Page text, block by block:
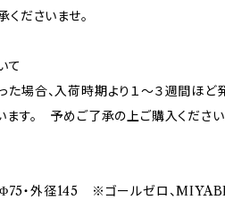
くださいませ。
て
場合、入荷時期より１～３週間ほど
す。 予めご了承の上ご購入ください
・外径145 ※ゴールゼロ、